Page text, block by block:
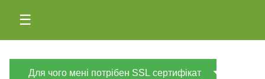
☰
Для чого мені потрібен SSL сертифікат